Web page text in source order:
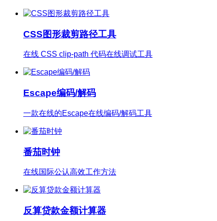
CSS图形裁剪路径工具
在线 CSS clip-path 代码在线调试工具
Escape编码/解码
一款在线的Escape在线编码/解码工具
番茄时钟
在线国际公认高效工作方法
反算贷款金额计算器